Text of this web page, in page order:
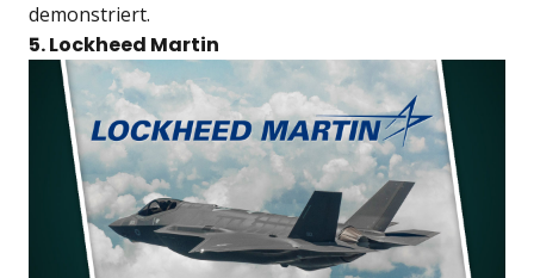
demonstriert.
5. Lockheed Martin